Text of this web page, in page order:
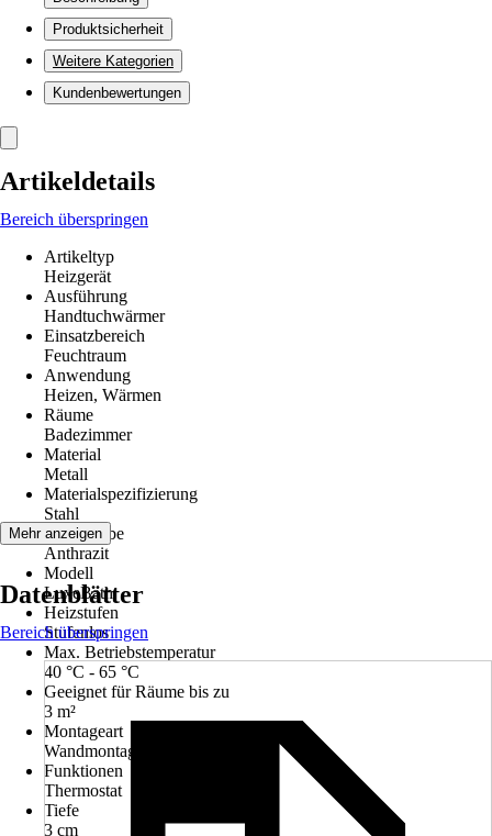
Produktsicherheit
Weitere Kategorien
Kundenbewertungen
Artikeldetails
Bereich überspringen
Artikeltyp
Heizgerät
Ausführung
Handtuchwärmer
Einsatzbereich
Feuchtraum
Anwendung
Heizen, Wärmen
Räume
Badezimmer
Material
Metall
Materialspezifizierung
Stahl
Grundfarbe
Anthrazit
Modell
LuxeBath
Heizstufen
Stufenlos
Max. Betriebstemperatur
40 °C - 65 °C
Geeignet für Räume bis zu
3 m²
Montageart
Wandmontage
Funktionen
Thermostat
Tiefe
3 cm
Mehr anzeigen
Datenblätter
Bereich überspringen